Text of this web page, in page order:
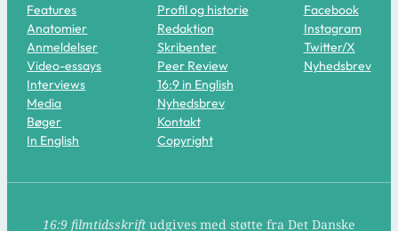
Features
Anatomier
Anmeldelser
Video-essays
Interviews
Media
Bøger
In English
Profil og historie
Redaktion
Skribenter
Peer Review
16:9 in English
Nyhedsbrev
Kontakt
Copyright
Facebook
Instagram
Twitter/X
Nyhedsbrev
16:9 filmtidsskrift udgives med støtte fra Det Danske